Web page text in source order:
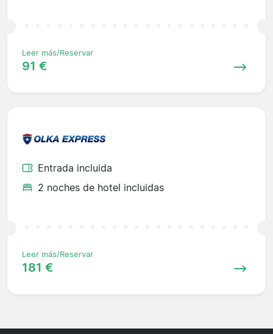
Leer más/Reservar
91 €
Entrada incluida
2 noches de hotel incluidas
Leer más/Reservar
181 €